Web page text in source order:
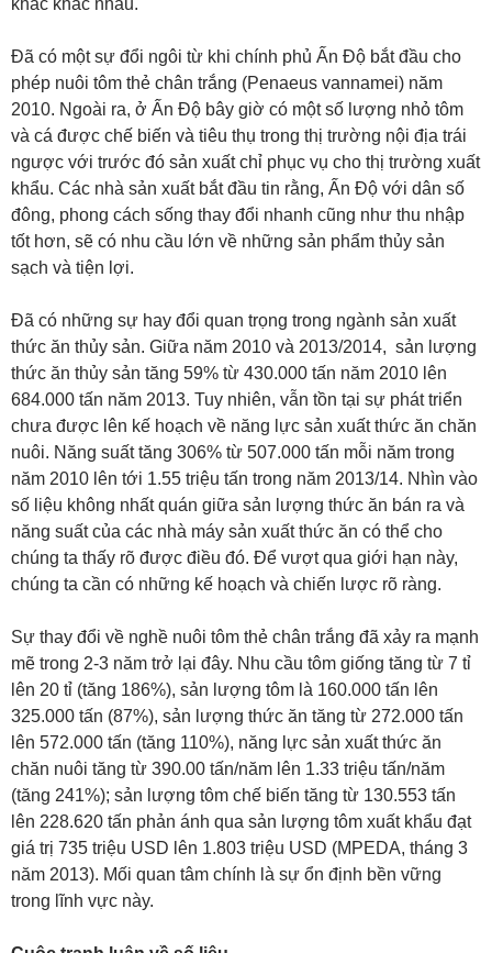
khác khác nhau.
Đã có một sự đổi ngôi từ khi chính phủ Ấn Độ bắt đầu cho
phép nuôi tôm thẻ chân trắng (Penaeus vannamei) năm
2010. Ngoài ra, ở Ấn Độ bây giờ có một số lượng nhỏ tôm
và cá được chế biến và tiêu thụ trong thị trường nội địa trái
ngược với trước đó sản xuất chỉ phục vụ cho thị trường xuất
khẩu. Các nhà sản xuất bắt đầu tin rằng, Ấn Độ với dân số
đông, phong cách sống thay đổi nhanh cũng như thu nhập
tốt hơn, sẽ có nhu cầu lớn về những sản phẩm thủy sản
sạch và tiện lợi.
Đã có những sự hay đổi quan trọng trong ngành sản xuất
thức ăn thủy sản. Giữa năm 2010 và 2013/2014, sản lượng
thức ăn thủy sản tăng 59% từ 430.000 tấn năm 2010 lên
684.000 tấn năm 2013. Tuy nhiên, vẫn tồn tại sự phát triển
chưa được lên kế hoạch về năng lực sản xuất thức ăn chăn
nuôi. Năng suất tăng 306% từ 507.000 tấn mỗi năm trong
năm 2010 lên tới 1.55 triệu tấn trong năm 2013/14. Nhìn vào
số liệu không nhất quán giữa sản lượng thức ăn bán ra và
năng suất của các nhà máy sản xuất thức ăn có thể cho
chúng ta thấy rõ được điều đó. Để vượt qua giới hạn này,
chúng ta cần có những kế hoạch và chiến lược rõ ràng.
Sự thay đổi về nghề nuôi tôm thẻ chân trắng đã xảy ra mạnh
mẽ trong 2-3 năm trở lại đây. Nhu cầu tôm giống tăng từ 7 tỉ
lên 20 tỉ (tăng 186%), sản lượng tôm là 160.000 tấn lên
325.000 tấn (87%), sản lượng thức ăn tăng từ 272.000 tấn
lên 572.000 tấn (tăng 110%), năng lực sản xuất thức ăn
chăn nuôi tăng từ 390.00 tấn/năm lên 1.33 triệu tấn/năm
(tăng 241%); sản lượng tôm chế biến tăng từ 130.553 tấn
lên 228.620 tấn phản ánh qua sản lượng tôm xuất khẩu đạt
giá trị 735 triệu USD lên 1.803 triệu USD (MPEDA, tháng 3
năm 2013). Mối quan tâm chính là sự ổn định bền vững
trong lĩnh vực này.